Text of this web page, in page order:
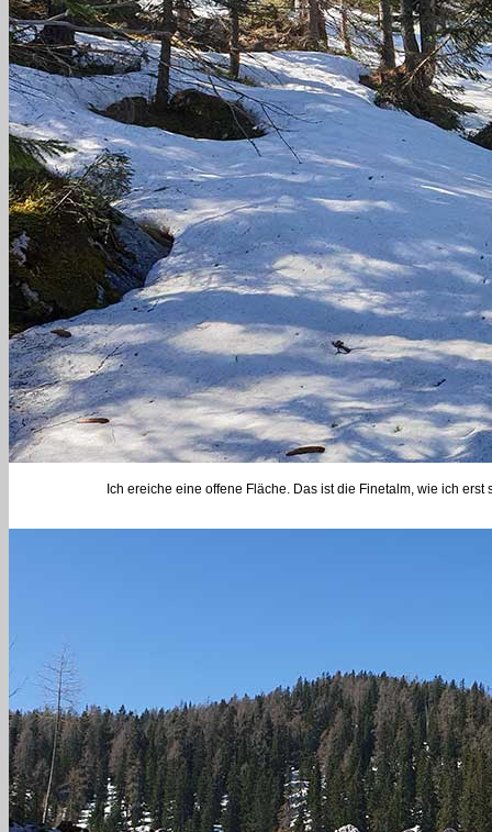
Ich ereiche eine offene Fläche. Das ist die Finetalm, wie ich